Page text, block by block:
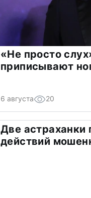
«Не просто
приписывают
6 августа 20
Две астраханки
действий